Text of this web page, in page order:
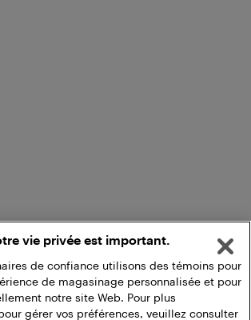
vie privée est important.
de confiance utilisons des témoins pour
de magasinage personnalisée et pour
notre site Web. Pour plus
gérer vos préférences, veuillez consulter